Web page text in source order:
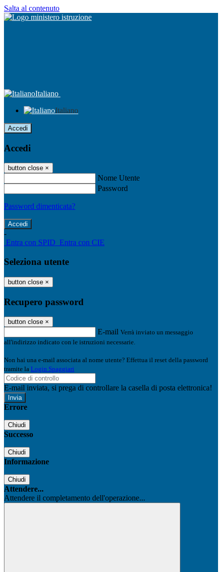
Salta al contenuto
Italiano
Italiano
Accedi
Accedi
button close ×
Nome Utente
Password
Password dimenticata?
-
Entra con SPID Entra con CIE
Seleziona utente
button close ×
Recupero password
button close ×
E-mail Verrà inviato un messaggio
all'indirizzo indicato con le istruzioni necessarie.
Non hai una e-mail associata al nome utente? Effettua il reset della password
tramite la Login Spaggiari
E-mail inviata, si prega di controllare la casella di posta elettronica!
Errore
Chiudi
Successo
Chiudi
Informazione
Chiudi
Attendere...
Attendere il completamento dell'operazione...